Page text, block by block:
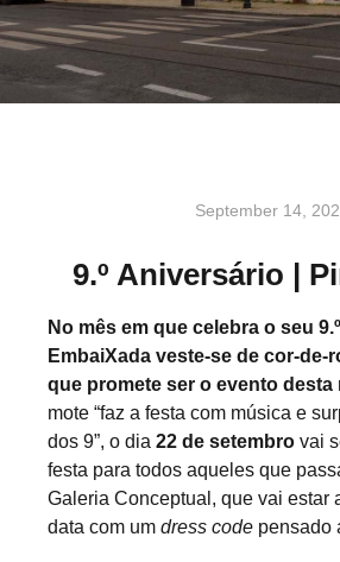
September 14,
9.º Aniversário |
No mês em que celebra o seu
EmbaiXada veste-se de cor-de-
que promete ser o evento desta
mote “faz a festa com música e
dos 9”, o dia 22 de setembro vai
festa para todos aqueles que
Galeria Conceptual, que vai estar
data com um dress code pensado